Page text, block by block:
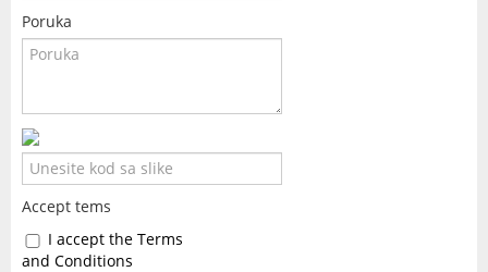
Poruka
Accept tems
I accept the Terms
and Conditions